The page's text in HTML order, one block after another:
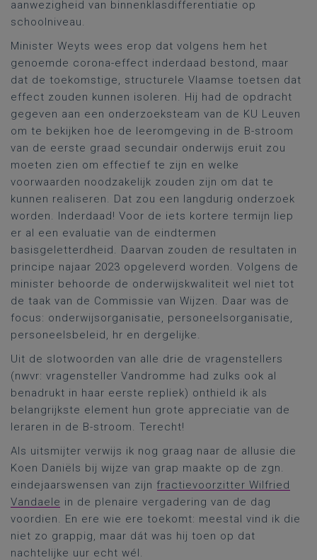
aanwezigheid van binnenklasdifferentiatie op
schoolniveau.
Minister Weyts wees erop dat volgens hem het
genoemde corona-effect inderdaad bestond, maar
dat de toekomstige, structurele Vlaamse toetsen dat
effect zouden kunnen isoleren. Hij had de opdracht
gegeven aan een onderzoeksteam van de KU Leuven
om te bekijken hoe de leeromgeving in de B-stroom
van de eerste graad secundair onderwijs eruit zou
moeten zien om effectief te zijn en welke
voorwaarden noodzakelijk zouden zijn om dat te
kunnen realiseren. Dat zou een langdurig onderzoek
worden. Inderdaad! Voor de iets kortere termijn liep
er al een evaluatie van de eindtermen
basisgeletterdheid. Daarvan zouden de resultaten in
principe najaar 2023 opgeleverd worden. Volgens de
minister behoorde de onderwijskwaliteit wel niet tot
de taak van de Commissie van Wijzen. Daar was de
focus: onderwijsorganisatie, personeelsorganisatie,
personeelsbeleid, hr en dergelijke.
Uit de slotwoorden van alle drie de vragenstellers
(nwvr: vragensteller Vandromme had zulks ook al
benadrukt in haar eerste repliek) onthield ik als
belangrijkste element hun grote appreciatie van de
leraren in de B-stroom. Terecht!
Als uitsmijter verwijs ik nog graag naar de allusie die
Koen Daniëls bij wijze van grap maakte op de zgn.
eindejaarswensen van zijn fractievoorzitter Wilfried
Vandaele in de plenaire vergadering van de dag
voordien. En ere wie ere toekomt: meestal vind ik die
niet zo grappig, maar dát was hij toen op dat
nachtelijke uur echt wél.